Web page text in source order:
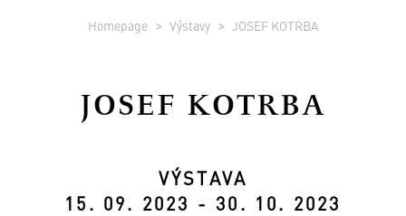
Homepage Výstavy JOSEF KOTRBA
JOSEF KOTRBA
VÝSTAVA
15. 09. 2023 - 30. 10. 2023